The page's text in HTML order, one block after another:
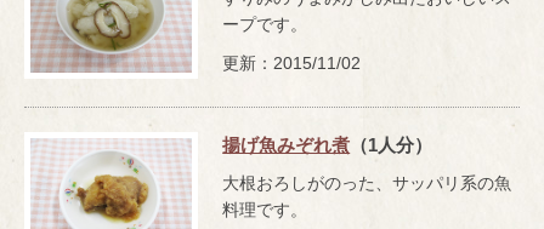
ープです。
更新：2015/11/02
揚げ魚みぞれ煮 （1人分）
大根おろしがのった、サッパリ系の魚
料理です。